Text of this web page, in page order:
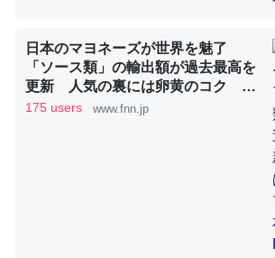
ウチもEchoを実家に置いて４年。でたま
ちぼちRingも置こうかと画策中。あと
位置情報を共有してる。電池残量や充電
─たまにLINEするくらいだった遠方の父67歳と
コミュニケーションが劇的に変化した｜tayorini
日本のマヨネーズが世界を魅了
「ソース類」の輸出額が過去最高を
更新 人気の裏には卵黄のコク ア
メリカでは“日本風”が誕生｜FNNプ
175 users www.fnn.jp